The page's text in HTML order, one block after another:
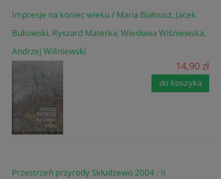
Impresje na koniec wieku / Maria Białousz, Jacek
Bukowski, Ryszard Materka, Wiesława Wiśniewska,
Andrzej Wiśniewski
14,90 zł
do koszyka
Przestrzeń przyrody Skłudzewo 2004 : II